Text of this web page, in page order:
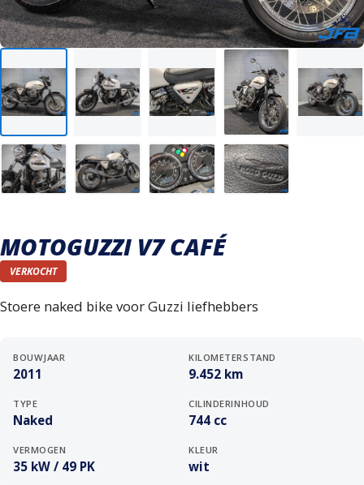
MOTOGUZZI V7 CAFÉ
VERKOCHT
Stoere naked bike voor Guzzi liefhebbers
BOUWJAAR
2011
KILOMETERSTAND
9.452 km
TYPE
Naked
CILINDERINHOUD
744 cc
VERMOGEN
35 kW / 49 PK
KLEUR
wit